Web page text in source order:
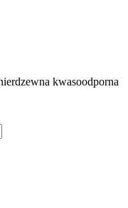
kwasoodporna